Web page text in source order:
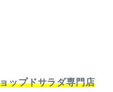
ップドサラダ専門店